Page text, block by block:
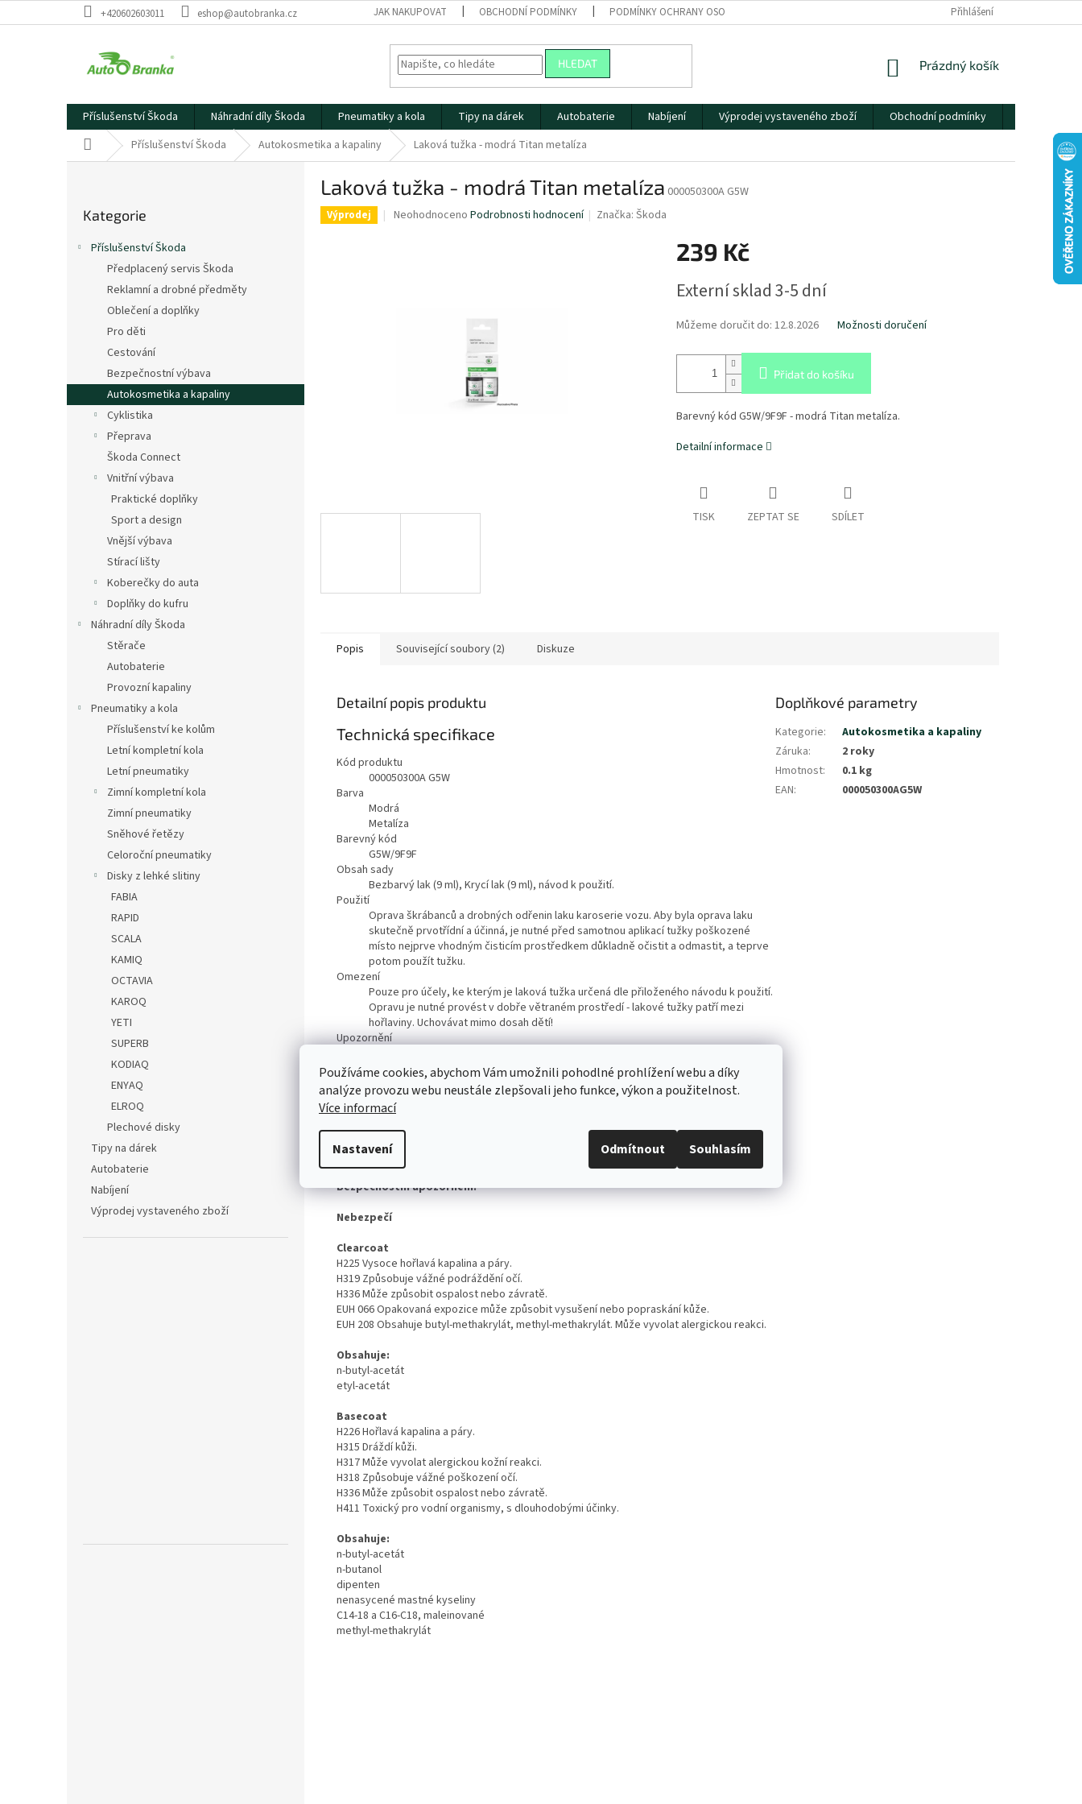
Používáme cookies, abychom Vám umožnili pohodlné prohlížení webu a díky
analýze provozu webu neustále zlepšovali jeho funkce, výkon a použitelnost.
Více informací
Nastavení Odmítnout Souhlasím
na
+420602603011 eshop@autobranka.cz JAK NAKUPOVAT OBCHODNÍ PODMÍNKY PODMÍNKY OCHRANY OSOBNÍCH ÚDAJŮ Přihlášení
HLEDAT
NÁKUPNÍ
Prázdný košík
Příslušenství Škoda Náhradní díly Škoda Pneumatiky a kola Tipy na dárek Autobaterie Nabíjení Výprodej vystaveného zboží Obchodní podmínky
Domů Příslušenství Škoda Autokosmetika a kapaliny Laková tužka - modrá Titan metalíza
e
l
kategorie
Kategorie
Příslušenství Škoda
Předplacený servis Škoda
Reklamní a drobné předměty
Oblečení a doplňky
Pro děti
Cestování
Bezpečnostní výbava
Autokosmetika a kapaliny
Cyklistika
Přeprava
Škoda Connect
Vnitřní výbava
Praktické doplňky
Sport a design
Vnější výbava
Stírací lišty
Koberečky do auta
Doplňky do kufru
Náhradní díly Škoda
Stěrače
Autobaterie
Provozní kapaliny
Pneumatiky a kola
Příslušenství ke kolům
Letní kompletní kola
Letní pneumatiky
Zimní kompletní kola
Zimní pneumatiky
Sněhové řetězy
Celoroční pneumatiky
Disky z lehké slitiny
FABIA
RAPID
SCALA
KAMIQ
OCTAVIA
KAROQ
YETI
SUPERB
KODIAQ
ENYAQ
ELROQ
Plechové disky
Tipy na dárek
Autobaterie
Nabíjení
Výprodej vystaveného zboží
Laková tužka - modrá Titan metalíza 000050300A G5W
Výprodej
Průměrné
Neohodnoceno Podrobnosti hodnocení Značka:Škoda
239 Kč
cena:
Externí sklad 3-5 dní
Můžeme doručit do: 12.8.2026 Možnosti doručení
Přidat do košíku
Barevný kód G5W/9F9F - modrá Titan metalíza.
Detailní informace
TISK ZEPTAT SE SDÍLET
Popis Související soubory (2) Diskuze
Detailní popis produktu
Technická specifikace
Kód produktu
000050300A G5W
Barva
Modrá
Metalíza
Barevný kód
G5W/9F9F
Obsah sady
Bezbarvý lak (9 ml), Krycí lak (9 ml), návod k použití.
Použití
Oprava škrábanců a drobných odřenin laku karoserie vozu. Aby byla oprava laku
skutečně prvotřídní a účinná, je nutné před samotnou aplikací tužky poškozené
místo nejprve vhodným čisticím prostředkem důkladně očistit a odmastit, a teprve
potom použít tužku.
Omezení
Pouze pro účely, ke kterým je laková tužka určená dle přiloženého návodu k použití.
Opravu je nutné provést v dobře větraném prostředí - lakové tužky patří mezi
hořlaviny. Uchovávat mimo dosah dětí!
Upozornění
bezpečnostních směrnic doručovat prostřednictvím České pošty. Produkt lze
doručit buď prostřednictvím kurýrních služeb nebo jej lze vyzvednout u
autorizovaného partnera Škoda E-shopu.
Poznámka
Hořlavá látka!
Fotografie je pouze ilustrativní
Bezpečnostní upozornění:
Nebezpečí
Clearcoat
H225 Vysoce hořlavá kapalina a páry.
H319 Způsobuje vážné podráždění očí.
H336 Může způsobit ospalost nebo závratě.
EUH 066 Opakovaná expozice může způsobit vysušení nebo popraskání kůže.
EUH 208 Obsahuje butyl-methakrylát, methyl-methakrylát. Může vyvolat alergickou reakci.
Obsahuje:
n-butyl-acetát
etyl-acetát
Basecoat
H226 Hořlavá kapalina a páry.
H315 Dráždí kůži.
H317 Může vyvolat alergickou kožní reakci.
H318 Způsobuje vážné poškození očí.
H336 Může způsobit ospalost nebo závratě.
H411 Toxický pro vodní organismy, s dlouhodobými účinky.
Obsahuje:
n-butyl-acetát
n-butanol
dipenten
nenasycené mastné kyseliny
C14-18 a C16-C18, maleinované
methyl-methakrylát
Doplňkové parametry
Kategorie:
Autokosmetika a kapaliny
Záruka:
2 roky
Hmotnost:
0.1 kg
EAN: 000050300AG5W